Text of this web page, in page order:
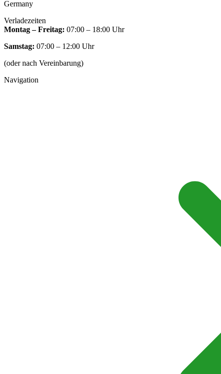
Germany
Verladezeiten
Montag – Freitag: 07:00 – 18:00 Uhr
Samstag: 07:00 – 12:00 Uhr
(oder nach Vereinbarung)
Navigation